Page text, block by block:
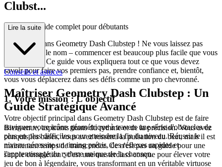
Clubst...
ep : Votre guide complet pour débutants
Bienvenue dans Geometry Dash Clubstep ! Ne vous laissez pas
intimider par le nom – commencer est beaucoup plus facile que vous
ne le pensez. Ce guide vous expliquera tout ce que vous devez
savoir pour faire vos premiers pas, prendre confiance et, bientôt,
vous vous déplacerez dans ses défis comme un pro chevronné.
1. Votre mission : L'objectif
Votre objectif principal dans Geometry Dash Clubstep est de faire
naviguer votre icône géométrique à travers une série d'obstacles de
plus en plus difficiles pour atteindre la fin du niveau. Réussir le
niveau nécessite un timing précis, des réflexes rapides et
l'apprentissage du rythme unique de la chanson.
Lire la suite
Conseils et astuces
Maîtriser Geometry Dash Clubstep : Un
Guide Stratégique Avancé
Bienvenue, aspirants titans du rythme et de la précision. Vous avez
conquis les bases, vous avez ressenti la pulsation du beat, mais il est
maintenant temps de transcender. Ce n'est pas un guide pour une
simple complétion ; c'est une masterclass conçue pour élever votre
jeu de bon à légendaire, vous transformant en un véritable virtuose